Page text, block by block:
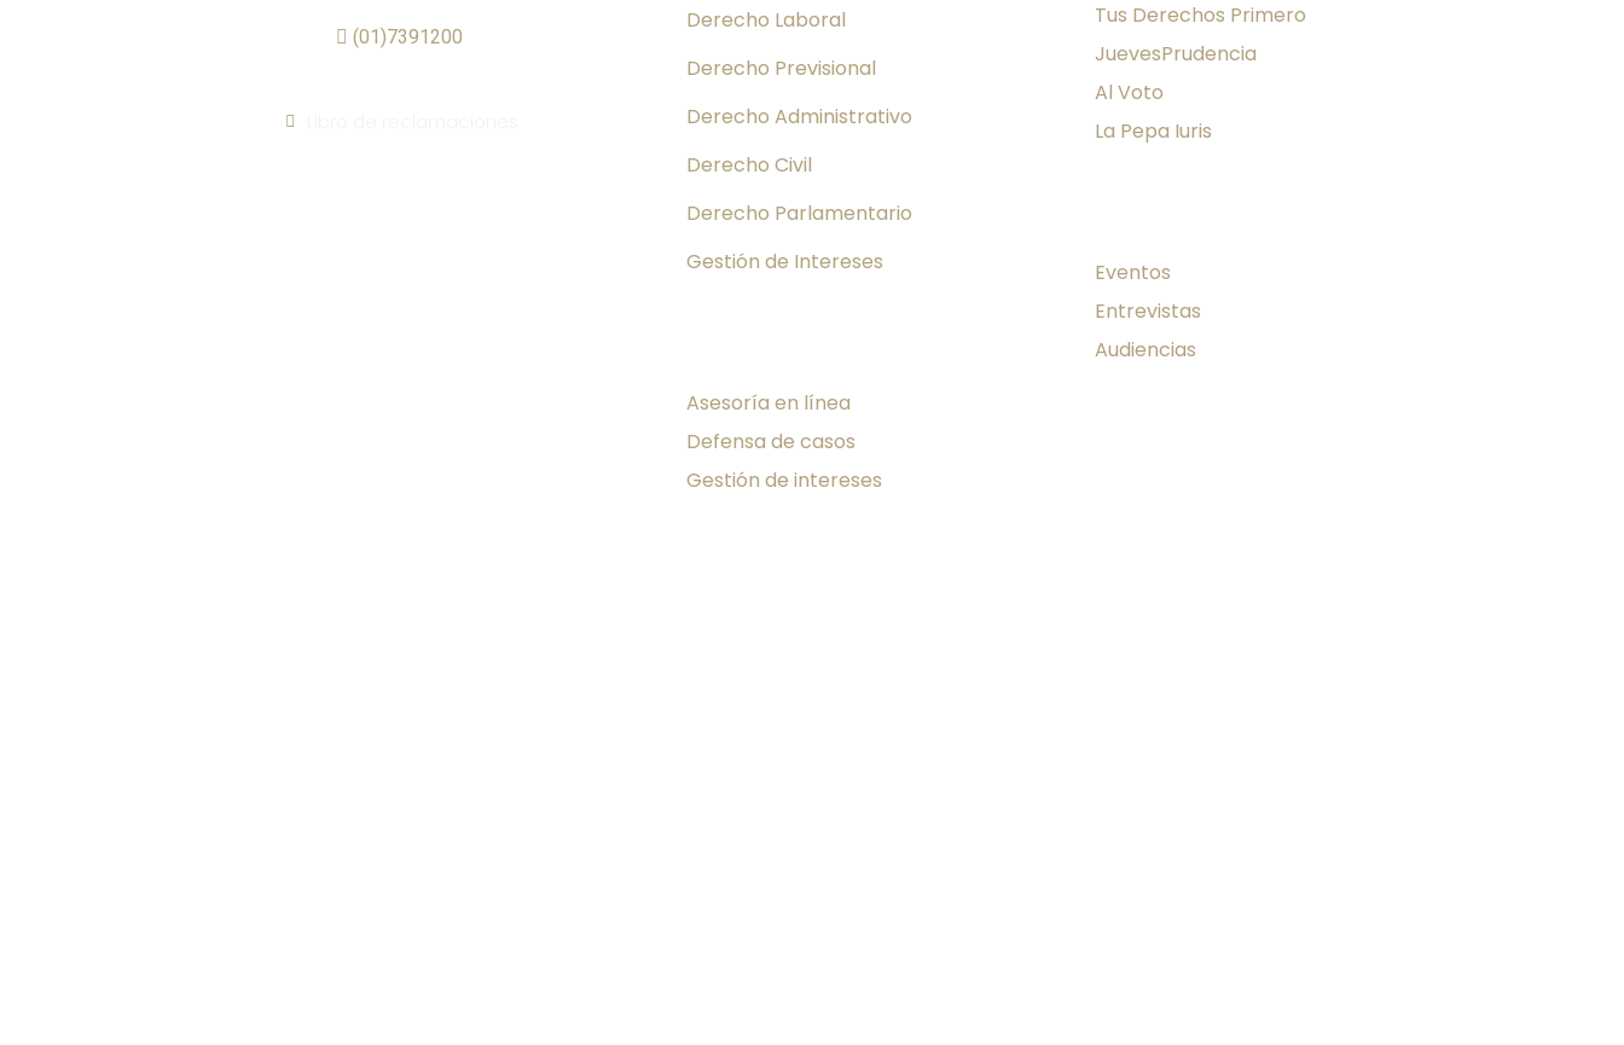
(01)7391200
Derecho Laboral
Derecho Previsional
Derecho Administrativo
Derecho Civil
Derecho Parlamentario
Gestión de Intereses
Asesoría en línea
Defensa de casos
Gestión de intereses
Tus Derechos Primero
JuevesPrudencia
Al Voto
La Pepa Iuris
Eventos
Entrevistas
Audiencias